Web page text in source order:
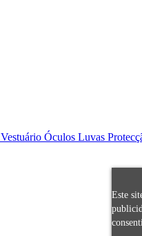
Vestuário Óculos Luvas
Este